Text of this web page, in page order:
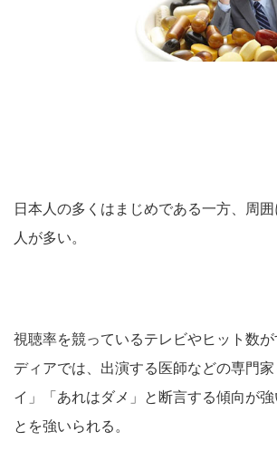
日本人の多くはまじめである一方、周
人が多い。
視聴率を競っているテレビやヒット数
ディアでは、出演する医師などの専門
イ」「あれはダメ」と断言する傾向が
とを強いられる。